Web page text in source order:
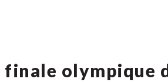
olympique